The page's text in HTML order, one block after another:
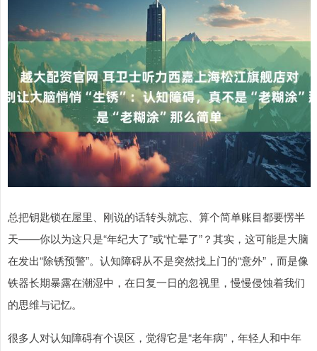
总把钥匙锁在屋里、刚说的话转头就忘、算个简单账目都要愣半
天——你以为这只是“年纪大了”或“忙晕了”？其实，这可能是大脑
在发出“除锈预警”。认知障碍从不是突然找上门的“意外”，而是像
铁器长期暴露在潮湿中，在日复一日的忽视里，慢慢侵蚀着我们
的思维与记忆。
很多人对认知障碍有个误区，觉得它是“老年病”，年轻人和中年